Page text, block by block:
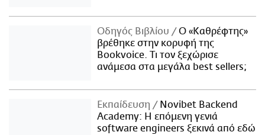
Οδηγός Βιβλίου
Ο «Καθρέφτης»
βρέθηκε στην κορυφή της
Bookvoice. Τι τον ξεχώρισε
ανάμεσα στα μεγάλα best sellers;
Εκπαίδευση
Novibet Backend
Academy: Η επόμενη γενιά
software engineers ξεκινά από εδώ